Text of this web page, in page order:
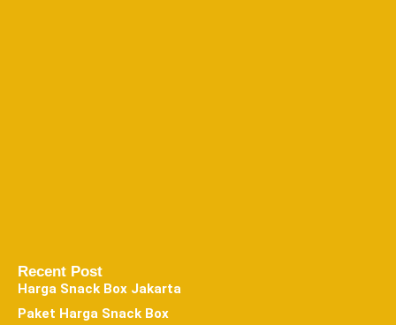
Recent Post
Harga Snack Box Jakarta
Paket Harga Snack Box